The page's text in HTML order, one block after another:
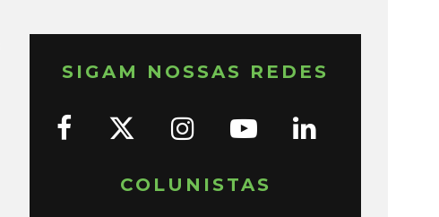
SIGAM NOSSAS REDES
COLUNISTAS